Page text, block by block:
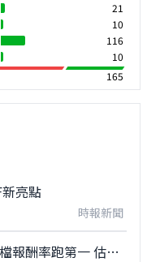
21
10
116
10
165
亮點
時報新聞
《基金》開年以來台股高息ETF這檔報酬率跑第一 估年化配息率16.7%